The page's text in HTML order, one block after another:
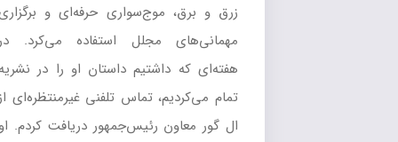
زرق و برق، موج‌سواری حرفه‌ای و برگزاری
مهمانی‌های مجلل استفاده می‌کرد. در
هفته‌ای که داشتیم داستان او را در نشریه
تمام می‌کردیم، تماس تلفنی غیرمنتظره‌ای از
ال گور معاون رئیس‌جمهور دریافت کردم. او